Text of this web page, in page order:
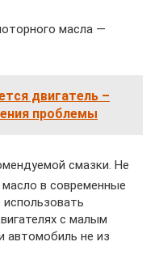
масла —
двигатель –
проблемы
смазки. Не
в современные
с малым
автомобиль не из